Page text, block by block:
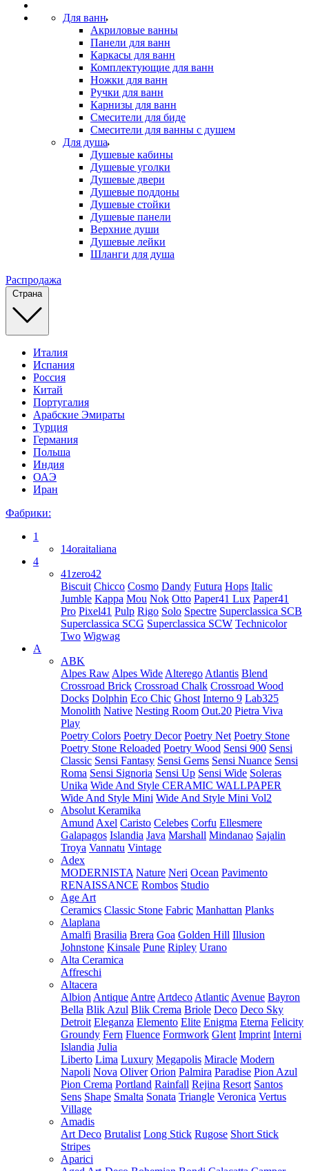
Для ванн
Акриловые ванны
Панели для ванн
Каркасы для ванн
Комплектующие для ванн
Ножки для ванн
Ручки для ванн
Карнизы для ванн
Смесители для биде
Смесители для ванны с душем
Для душа
Душевые кабины
Душевые уголки
Душевые двери
Душевые поддоны
Душевые стойки
Душевые панели
Верхние души
Душевые лейки
Шланги для душа
Распродажа
Страна
Италия
Испания
Россия
Китай
Португалия
Арабские Эмираты
Турция
Германия
Польша
Индия
ОАЭ
Иран
Фабрики:
1
14oraitaliana
4
41zero42
Biscuit Chicco Cosmo Dandy Futura Hops Italic
Jumble Kappa Mou Nok Otto Paper41 Lux Paper41
Pro Pixel41 Pulp Rigo Solo Spectre Superclassica SCB
Superclassica SCG Superclassica SCW Technicolor
Two Wigwag
A
ABK
Alpes Raw Alpes Wide Alterego Atlantis Blend
Crossroad Brick Crossroad Chalk Crossroad Wood
Docks Dolphin Eco Chic Ghost Interno 9 Lab325
Monolith Native Nesting Room Out.20 Pietra Viva
Play
Poetry Colors Poetry Decor Poetry Net Poetry Stone
Poetry Stone Reloaded Poetry Wood Sensi 900 Sensi
Classic Sensi Fantasy Sensi Gems Sensi Nuance Sensi
Roma Sensi Signoria Sensi Up Sensi Wide Soleras
Unika Wide And Style CERAMIC WALLPAPER
Wide And Style Mini Wide And Style Mini Vol2
Absolut Keramika
Amund Axel Caristo Celebes Corfu Ellesmere
Galapagos Islandia Java Marshall Mindanao Sajalin
Troya Vannatu Vintage
Adex
MODERNISTA Nature Neri Ocean Pavimento
RENAISSANCE Rombos Studio
Age Art
Ceramics Classic Stone Fabric Manhattan Planks
Alaplana
Amalfi Brasilia Brera Goa Golden Hill Illusion
Johnstone Kinsale Pune Ripley Urano
Alta Ceramica
Affreschi
Altacera
Albion Antique Antre Artdeco Atlantic Avenue Bayron
Bella Blik Azul Blik Crema Briole Deco Deco Sky
Detroit Eleganza Elemento Elite Enigma Eterna Felicity
Groundy Fern Fluence Formwork Glent Imprint Interni
Islandia Julia
Liberto Lima Luxury Megapolis Miracle Modern
Napoli Nova Oliver Orion Palmira Paradise Pion Azul
Pion Crema Portland Rainfall Rejina Resort Santos
Sens Shape Smalta Sonata Triangle Veronica Vertus
Village
Amadis
Art Deco Brutalist Long Stick Rugose Short Stick
Stripes
Aparici